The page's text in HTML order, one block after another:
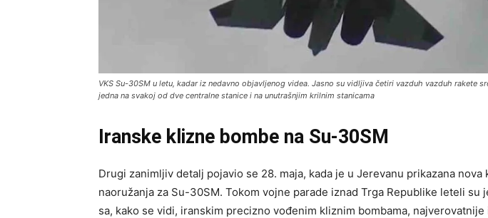
VKS Su-30SM u letu, kadar iz nedavno objavljenog videa. Jasno su vidljiva četiri vazduh vazduh rakete
jedna na svakoj od dve centralne stanice i na unutrašnjim krilnim stanicama
Iranske klizne bombe na Su-30SM
Drugi zanimljiv detalj pojavio se 28. maja, kada je u Jerevanu prikazana nova
naoružanja za Su-30SM. Tokom vojne parade iznad Trga Republike leteli su
sa, kako se vidi, iranskim precizno vođenim kliznim bombama,